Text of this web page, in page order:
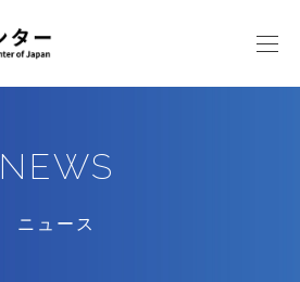
NEWS
ニュース